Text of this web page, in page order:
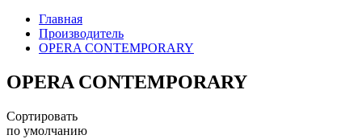
Главная
Производитель
OPERA CONTEMPORARY
OPERA CONTEMPORARY
Сортировать
по умолчанию